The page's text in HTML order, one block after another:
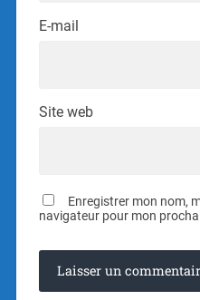
E-mail
Site web
Enregistrer mon nom,
navigateur pour mon